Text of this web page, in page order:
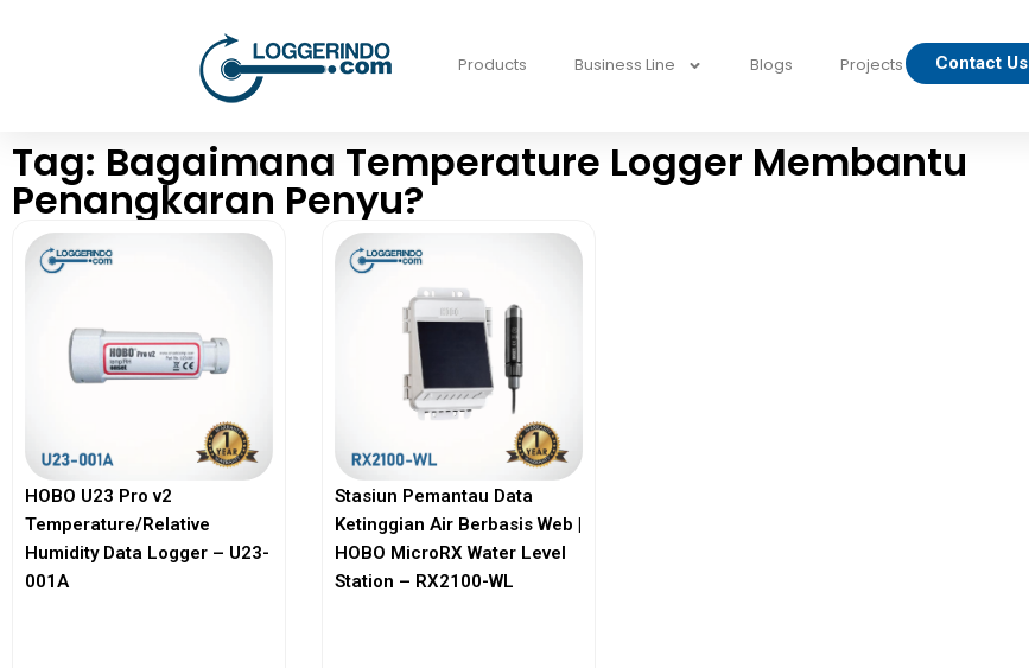
Products Business Line Blogs Projects Contact Us
Tag: Bagaimana Temperature Logger Membantu
Penangkaran Penyu?
HOBO U23 Pro v2
Temperature/Relative
Humidity Data Logger – U23-
001A
Stasiun Pemantau Data
Ketinggian Air Berbasis Web |
HOBO MicroRX Water Level
Station – RX2100-WL